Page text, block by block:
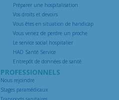
Préparer une hospitalisation
Vos droits et devoirs
Vous êtes en situation de handicap
Vous venez de perdre un proche
Le service social hospitalier
HAD Santé Service
Entrepôt de données de santé
PROFESSIONNELS
Nous rejoindre
Stages paramédicaux